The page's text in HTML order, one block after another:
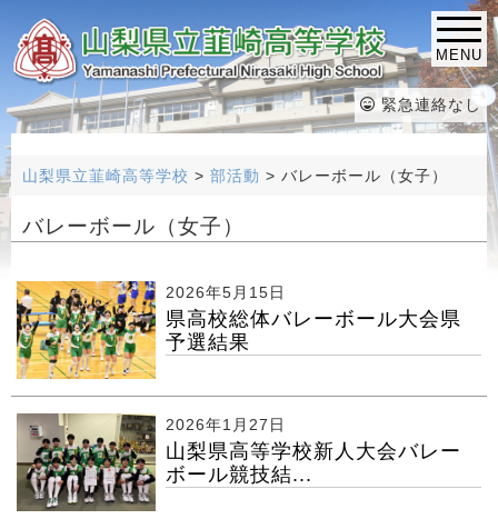
MENU
緊急連絡なし
山梨県立韮崎高等学校 > 部活動 > バレーボール（女子）
バレーボール（女子）
2026年5月15日
県高校総体バレーボール大会県
予選結果
2026年1月27日
山梨県高等学校新人大会バレー
ボール競技結...